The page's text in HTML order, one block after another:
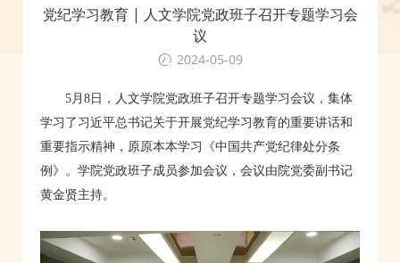
党纪学习教育 | 人文学院党政班子召开专题学习会
议
2024-05-09
5月 8 日，人文学院党政班子召开专题学习会议，集体
学习了习近平总书记关于开展党纪学习教育的重要讲话和
重要指示精神，原原本本学习《中国共产党纪律处分条
例》。学院党政班子成员参加会议，会议由院党委副书记
黄金贤主持。